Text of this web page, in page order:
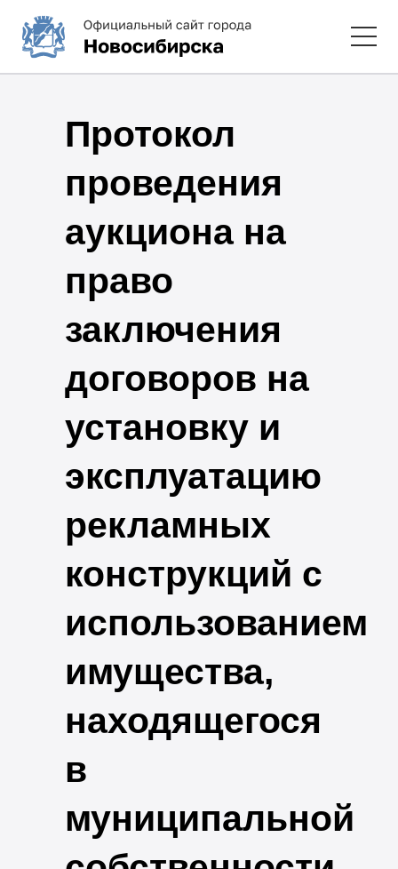
Протокол
проведения
аукциона на
право
заключения
договоров на
установку и
эксплуатацию
рекламных
конструкций с
использованием
имущества,
находящегося
в
муниципальной